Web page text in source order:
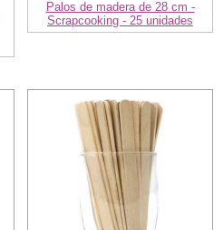
Palos de madera de 28 cm -
Scrapcooking - 25 unidades